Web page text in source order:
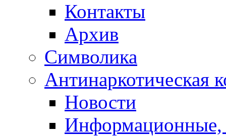
Контакты
Архив
Символика
Антинаркотическая
Новости
Информационные,